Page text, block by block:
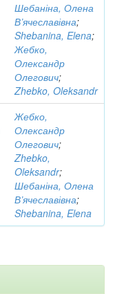
Шебаніна, Олена
В’ячеславівна;
Shebanina, Elena;
Жебко,
Олександр
Олегович;
Zhebko, Oleksandr
Жебко,
Олександр
Олегович;
Zhebko,
Oleksandr;
Шебаніна, Олена
В’ячеславівна;
Shebanina, Elena